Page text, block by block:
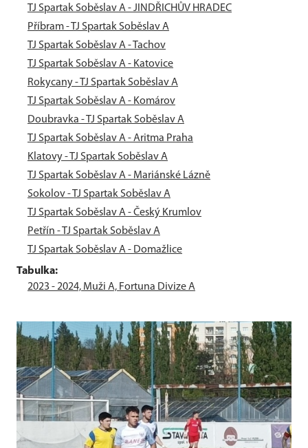
TJ Spartak Soběslav A - JINDŘICHŮV HRADEC
Příbram - TJ Spartak Soběslav A
TJ Spartak Soběslav A - Tachov
TJ Spartak Soběslav A - Katovice
Rokycany - TJ Spartak Soběslav A
TJ Spartak Soběslav A - Komárov
Doubravka - TJ Spartak Soběslav A
TJ Spartak Soběslav A - Aritma Praha
Klatovy - TJ Spartak Soběslav A
TJ Spartak Soběslav A - Mariánské Lázně
Sokolov - TJ Spartak Soběslav A
TJ Spartak Soběslav A - Český Krumlov
Petřín - TJ Spartak Soběslav A
TJ Spartak Soběslav A - Domažlice
Tabulka:
2023 - 2024, Muži A, Fortuna Divize A